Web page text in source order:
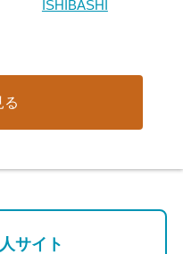
ISHIBASHI
る
サイト